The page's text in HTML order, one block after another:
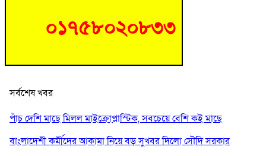
সর্বশেষ খবর
পাঁচ দেশি মাছে মিলল মাইক্রোপ্লাস্টিক, সবচেয়ে বেশি কই মাছে
বাংলাদেশী কর্মীদের আকামা নিয়ে বড় সুখবর দিলো সৌদি সরকার